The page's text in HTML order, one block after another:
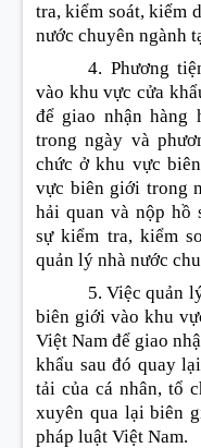
tra, kiểm soát, kiểm
nước chuyên ngành
4. Phương
vào khu vực cửa
để giao nhận hàng
trong ngày và
chức ở khu vực
vực biên giới trong
hải quan và nộp hồ
sự kiểm tra, kiểm
quản lý nhà nước
5. Việc quản
biên giới vào khu
Việt Nam để giao
khẩu sau đó quay
tải của cá nhân, tổ
xuyên qua lại biên
pháp luật Việt Nam.